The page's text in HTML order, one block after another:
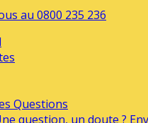
Questions
question, un doute ?